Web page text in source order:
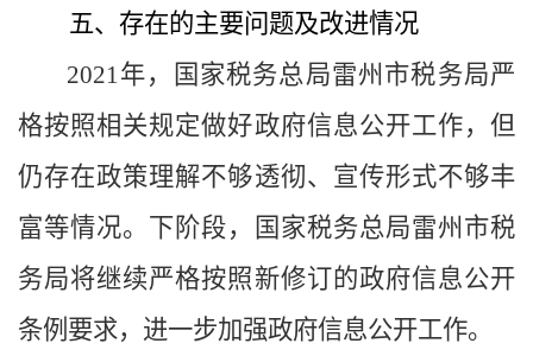
五、存在的主要问题及改进情况
2021年， 国家税务总局雷州市税务局严
格按照相关规定做好政府信息公开工作，但
仍存在政策理解不够透彻、宣传形式不够丰
富等情况。下阶段，
国家税务总局雷州市税
务局将继续严格按照新修订的政府信息公开
条例要求，进一步加强政府信息公开工作。